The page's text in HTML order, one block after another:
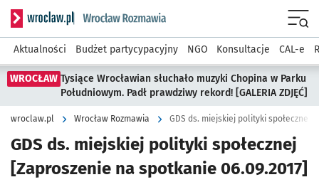
Serwis informacyjny wroclaw.pl podserwis: Rozmawia
Aktualności Budżet partycypacyjny NGO Konsultacje CAL-e
WROCŁAW Tysiące Wrocławian słuchało muzyki Chopina w Parku
Południowym. Padł prawdziwy rekord! [GALERIA ZDJĘĆ]
wroclaw.pl Wrocław Rozmawia GDS ds. miejskiej polityki społecznej
GDS ds. miejskiej polityki społecznej
[Zaproszenie na spotkanie 06.09.2017]